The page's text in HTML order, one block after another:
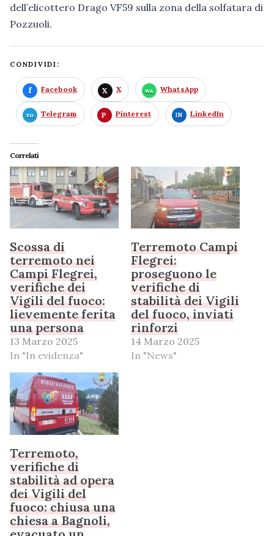
dell’elicottero Drago VF59 sulla zona della solfatara di
Pozzuoli.
CONDIVIDI:
Facebook X WhatsApp
Telegram Pinterest LinkedIn
Correlati
Scossa di
terremoto nei
Campi Flegrei,
verifiche dei
Vigili del fuoco:
lievemente ferita
una persona
13 Marzo 2025
In "In evidenza"
Terremoto Campi
Flegrei:
proseguono le
verifiche di
stabilità dei Vigili
del fuoco, inviati
rinforzi
14 Marzo 2025
In "News"
Terremoto,
verifiche di
stabilità ad opera
dei Vigili del
fuoco: chiusa una
chiesa a Bagnoli,